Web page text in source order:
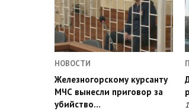
НОВОСТИ
Железногорскому курсанту
МЧС вынесли приговор за
убийство…